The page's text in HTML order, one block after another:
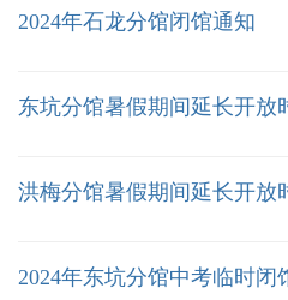
2024年石龙分馆闭馆通知
东坑分馆暑假期间延长开放
洪梅分馆暑假期间延长开放
2024年东坑分馆中考临时闭